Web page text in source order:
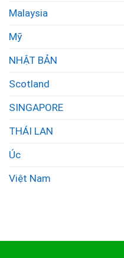
Malaysia
Mỹ
NHẬT BẢN
Scotland
SINGAPORE
THÁI LAN
Úc
Việt Nam